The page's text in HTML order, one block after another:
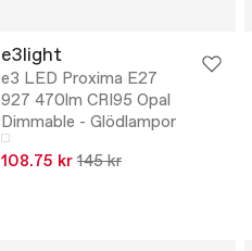
e3light
e3 LED Proxima E27
927 470lm CRI95 Opal
Dimmable - Glödlampor
108.75 kr 145 kr